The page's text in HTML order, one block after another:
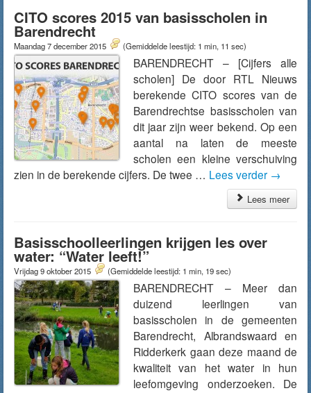
CITO scores 2015 van basisscholen in
Barendrecht
Maandag 7 december 2015 (Gemiddelde leestijd: 1 min, 11 sec)
BARENDRECHT – [Cijfers alle
scholen] De door RTL Nieuws
berekende CITO scores van de
Barendrechtse basisscholen van
dit jaar zijn weer bekend. Op een
aantal na laten de meeste
scholen een kleine verschuiving
zien in de berekende cijfers. De twee … Lees verder →
Lees meer
Basisschoolleerlingen krijgen les over
water: “Water leeft!”
Vrijdag 9 oktober 2015 (Gemiddelde leestijd: 1 min, 19 sec)
BARENDRECHT – Meer dan
duizend leerlingen van
basisscholen in de gemeenten
Barendrecht, Albrandswaard en
Ridderkerk gaan deze maand de
kwaliteit van het water in hun
leefomgeving onderzoeken. De